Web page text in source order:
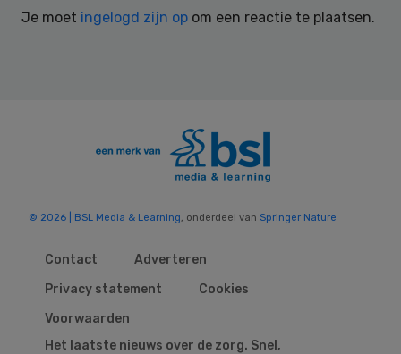
Je moet ingelogd zijn op om een reactie te plaatsen.
© 2026 | BSL Media & Learning, onderdeel van Springer Nature
Contact
Adverteren
Privacy statement
Cookies
Voorwaarden
Het laatste nieuws over de zorg. Snel,